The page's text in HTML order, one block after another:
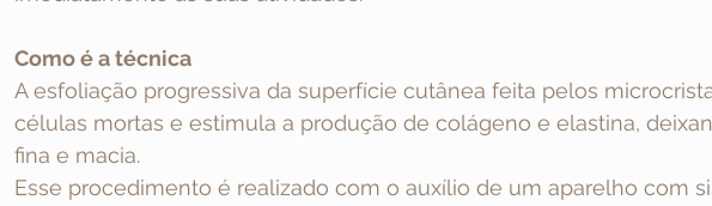
Como é a técnica
A esfoliação progressiva da superfície cutânea feita pelos
células mortas e estimula a produção de colágeno e elastina,
fina e macia.
Esse procedimento é realizado com o auxílio de um aparelho com